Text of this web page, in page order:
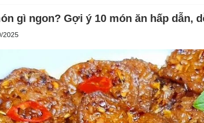
gì ngon? Gợi ý 10 món ăn hấp dẫn,
2025